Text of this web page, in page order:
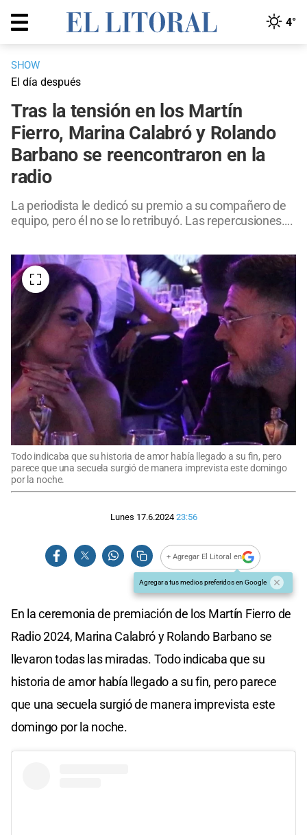
4°
SHOW
El día después
Tras la tensión en los Martín
Fierro, Marina Calabró y Rolando
Barbano se reencontraron en la
radio
La periodista le dedicó su premio a su compañero de
equipo, pero él no se lo retribuyó. Las repercusiones….
Todo indicaba que su historia de amor había llegado a su fin, pero
parece que una secuela surgió de manera imprevista este domingo
por la noche.
Lunes 17.6.2024 23:56
+ Agregar El Litoral en
Agregar a tus medios preferidos en Google
En la ceremonia de premiación de los Martín Fierro de
Radio 2024, Marina Calabró y Rolando Barbano se
llevaron todas las miradas. Todo indicaba que su
historia de amor había llegado a su fin, pero parece
que una secuela surgió de manera imprevista este
domingo por la noche.